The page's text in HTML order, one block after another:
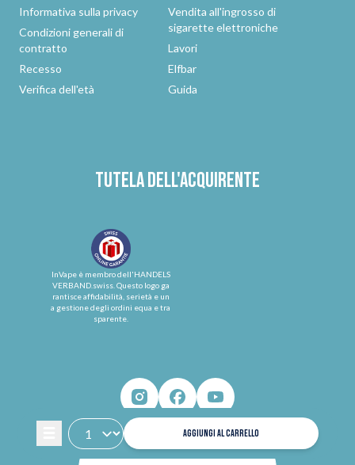
AGGIUNGI AL CARRELLO
Informativa sulla privacy
Condizioni generali di
contratto
Recesso
Verifica dell'età
Vendita all'ingrosso di
sigarette elettroniche
Lavori
Elfbar
Guida
Tutela dell'acquirente
InVape è membro dell'HANDELS
VERBAND.swiss. Questo logo ga
rantisce affidabilità, serietà e un
a gestione degli ordini equa e tra
sparente.